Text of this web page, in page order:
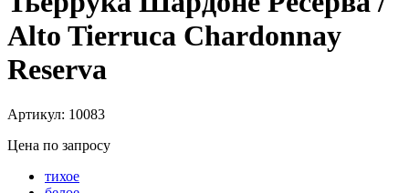
Alto Tierruca Chardonnay
Reserva
Артикул: 10083
Цена по запросу
тихое